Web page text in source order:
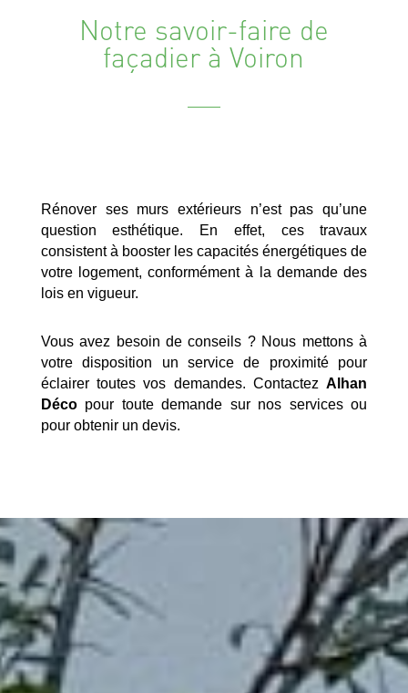
Notre savoir-faire de
façadier à Voiron
Rénover ses murs extérieurs n’est pas qu’une
question esthétique. En effet, ces travaux
consistent à booster les capacités énergétiques de
votre logement, conformément à la demande des
lois en vigueur.
Vous avez besoin de conseils ? Nous mettons à
votre disposition un service de proximité pour
éclairer toutes vos demandes. ContactezAlhan
Décopour toute demande sur nos services ou
pour obtenir un devis.